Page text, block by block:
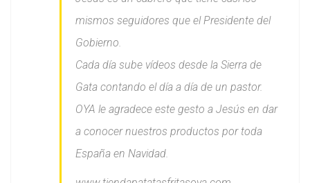
mismos seguidores que el Presidente del
Gobierno.
Cada día sube vídeos desde la Sierra de
Gata contando el día a día de un pastor.
OYA le agradece este gesto a Jesús en dar
a conocer nuestros productos por toda
España en Navidad.